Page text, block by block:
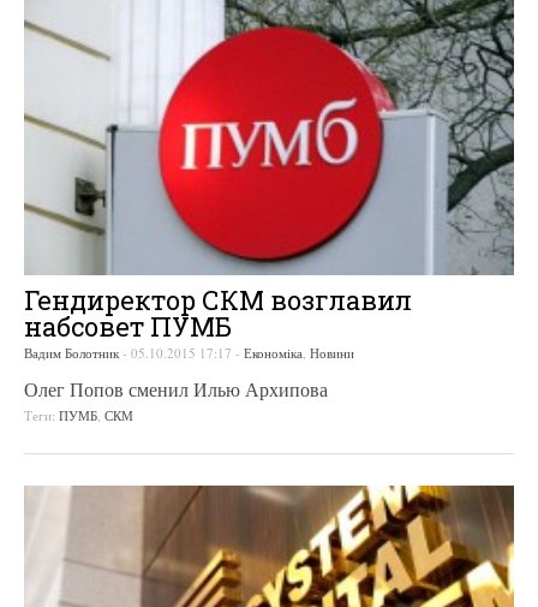
Гендиректор СКМ возглавил
набсовет ПУМБ
Вадим Болотник - 05.10.2015 17:17 - Економіка, Новини
Олег Попов сменил Илью Архипова
Теги: ПУМБ, СКМ